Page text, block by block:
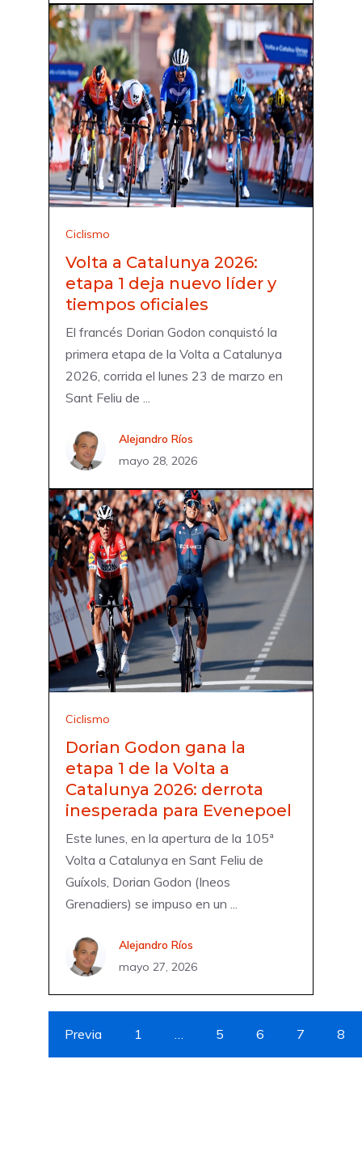
Ciclismo
Volta a Catalunya 2026:
etapa 1 deja nuevo líder y
tiempos oficiales
El francés Dorian Godon conquistó la
primera etapa de la Volta a Catalunya
2026, corrida el lunes 23 de marzo en
Sant Feliu de ...
Alejandro Ríos
mayo 28, 2026
Ciclismo
Dorian Godon gana la
etapa 1 de la Volta a
Catalunya 2026: derrota
inesperada para Evenepoel
Este lunes, en la apertura de la 105ª
Volta a Catalunya en Sant Feliu de
Guíxols, Dorian Godon (Ineos
Grenadiers) se impuso en un ...
Alejandro Ríos
mayo 27, 2026
Previa 1 5 6 7 8